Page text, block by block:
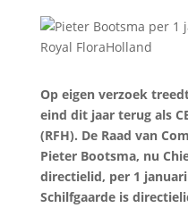
Op eigen verzoek
eind dit jaar terug als
(RFH). De Raad van
Pieter Bootsma, nu
directielid, per 1
Schilfgaarde is